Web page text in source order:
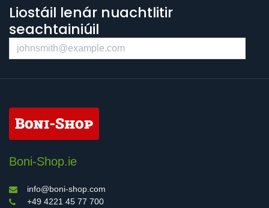
Liostáil lenár nuachtlitir
seachtainiúil
Boni-Shop.ie
info@boni-shop.com
+49 4221 45 77 700